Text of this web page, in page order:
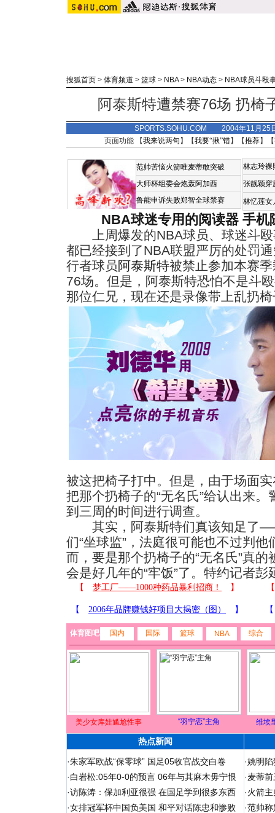
搜狐首页 > 体育频道 > 篮球 > NBA> NBA动态 > NBA球员斗殴
阿泰斯特遭禁赛76场 扔椅
SPORTS.SOHU.COM 2004年11月25
页面功能 【我来说两句 】【我要“揪”错】【推荐】
范帅苦恼火箭唯麦蒂敢突破
大师杯组委会炮轰阿加西
鲁能申诉失败郑智全球禁赛
林志玲裸
张靓颖穿
林忆莲女
NBA球迷专用的阅读器 手机
上周爆发的NBA球员、球迷斗殴
都已经接到了NBA联盟严厉的处罚
行者球员阿泰斯特被禁止参加本赛
76场。但是，阿泰斯特恐怕不是斗
那位仁兄，现在还是录像带上乱扔椅
被这把椅子打中。但是，由于场面
把那个扔椅子的“无名氏”给认出来
到三周的时间进行调查。
其实，阿泰斯特们真该知足了
们“坐球监”，法庭很可能也不过判他
而，要是那个扔椅子的“无名氏”真
会是好几年的“牢饭”了。特约记者彭
体育图吧 国内 国际 篮球 NBA 综合
美少女库娃尴尬性事 “羽宁恋”主角 维埃
热点新闻
·朱家军欧战“保零球” 国足05收官战交白卷
·白岩松:05年0-0的预言 06年与其麻木毋宁恨
·访陈涛：保加利亚很强 在国足学到很多东西
·女排冠军杯中国负美国 和平对话陈忠和惨败
·姚明
·麦蒂
·火箭
·范帅